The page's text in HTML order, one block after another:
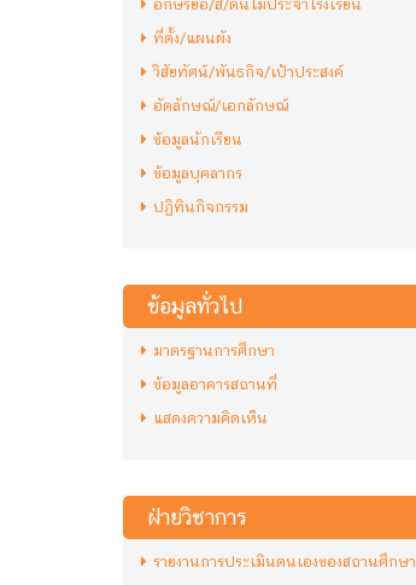
อักษรย่อ/สี/ต้นไม้ประจำโรงเรียน
ที่ตั้ง/แผนผัง
วิสัยทัศน์/พันธกิจ/เป้าประสงค์
อัตลักษณ์/เอกลักษณ์
ข้อมูลนักเรียน
ข้อมูลบุคลากร
ปฏิทินกิจกรรม
ข้อมูลทั่วไป
มาตรฐานการศึกษา
ข้อมูลอาคารสถานที่
แสดงความคิดเห็น
ฝ่ายวิชาการ
รายงานการประเมินตนเองของสถานศึกษา